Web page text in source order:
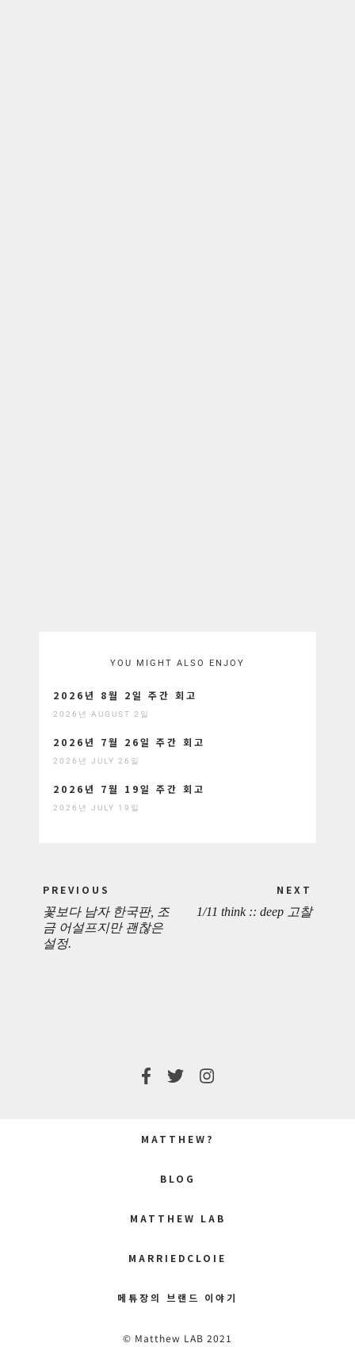
YOU MIGHT ALSO ENJOY
2026년 8월 2일 주간 회고
2026년 AUGUST 2일
2026년 7월 26일 주간 회고
2026년 JULY 26일
2026년 7월 19일 주간 회고
2026년 JULY 19일
navigation
PREVIOUS
PREVIOUS
POST:
꽃보다 남자 한국판, 조
금 어설프지만 괜찮은
설정.
NEXT
1/11 think :: deep 고찰
MATTHEW?
BLOG
MATTHEW LAB
MARRIEDCLOIE
메튜장의 브랜드 이야기
© Matthew LAB 2021